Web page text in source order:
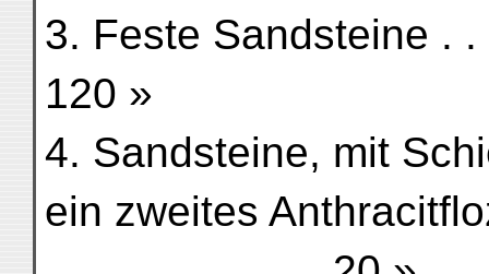
3. Feste Sandsteine .
120 »
4. Sandsteine, mit
ein zweites